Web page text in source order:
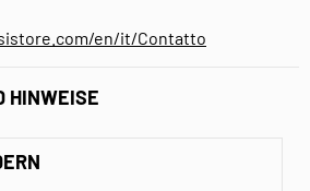
en/it/Contatto
HINWEISE